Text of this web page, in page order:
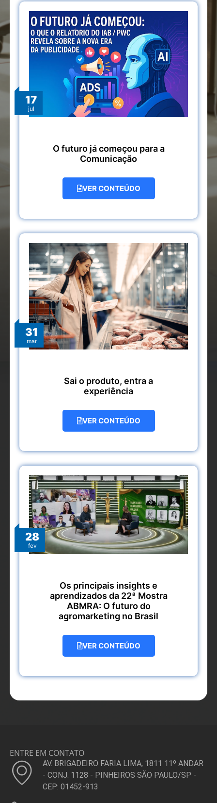
17
jul
O futuro já começou para a
Comunicação
VER CONTEÚDO
31
mar
Sai o produto, entra a
experiência
VER CONTEÚDO
28
fev
Os principais insights e
aprendizados da 22ª Mostra
ABMRA: O futuro do
agromarketing no Brasil
VER CONTEÚDO
ENTRE EM CONTATO
AV. BRIGADEIRO FARIA LIMA, 1811 11º ANDAR
- CONJ. 1128 - PINHEIROS SÃO PAULO/SP -
CEP: 01452-913